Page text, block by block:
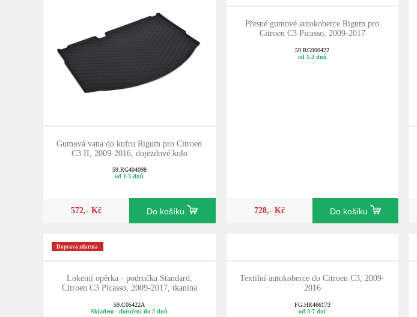
Gumová vana do kufru Rigum pro Citroen
C3 II, 2009-2016, dojezdové kolo
59.RG404098
od 1-3 dnů
572,- Kč Do košíku
Přesné gumové autokoberce Rigum pro
Citroen C3 Picasso, 2009-2017
59.RG900422
od 1-3 dnů
728,- Kč Do košíku
Doprava zdarma
Loketní opěrka - područka Standard,
Citroen C3 Picasso, 2009-2017, tkanina
59.C05422A
Skladem - doručení do 2 dnů
Textilní autokoberce do Citroen C3, 2009-
2016
FG.HR466173
od 3-7 dní